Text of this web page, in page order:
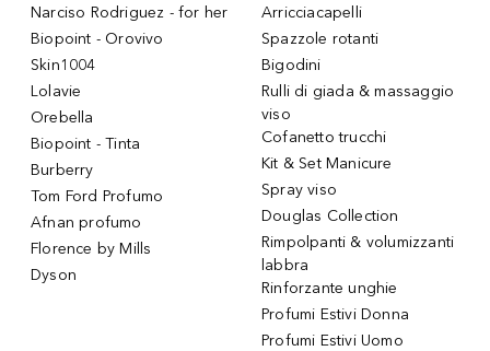
Narciso Rodriguez - for her
Biopoint - Orovivo
Skin1004
Lolavie
Orebella
Biopoint - Tinta
Burberry
Tom Ford Profumo
Afnan profumo
Florence by Mills
Dyson
Arricciacapelli
Spazzole rotanti
Bigodini
Rulli di giada & massaggio
viso
Cofanetto trucchi
Kit & Set Manicure
Spray viso
Douglas Collection
Rimpolpanti & volumizzanti
labbra
Rinforzante unghie
Profumi Estivi Donna
Profumi Estivi Uomo